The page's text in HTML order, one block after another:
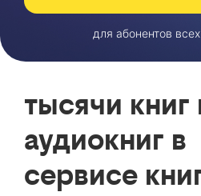
для абонентов
тысячи книг
аудиокниг в
сервисе